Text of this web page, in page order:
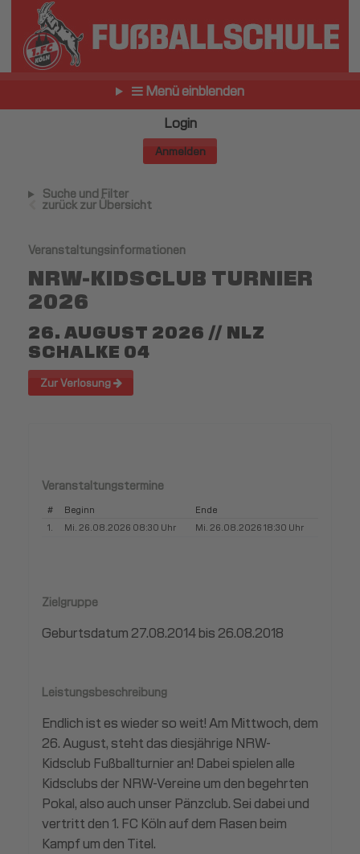
Menü einblenden
Login
Anmelden
Suche und Filter
zurück zur Übersicht
Veranstaltungsinformationen
NRW-KIDSCLUB TURNIER
2026
26. AUGUST 2026 // NLZ
SCHALKE 04
Zur Verlosung
Veranstaltungstermine
# Beginn
Ende
1.
Mi. 26.08.2026 08:30 Uhr Mi. 26.08.2026 18:30 Uhr
Zielgruppe
Geburtsdatum 27.08.2014 bis 26.08.2018
Leistungsbeschreibung
Endlich ist es wieder so weit! Am Mittwoch, dem
26. August, steht das diesjährige NRW-
Kidsclub Fußballturnier an! Dabei spielen alle
Kidsclubs der NRW-Vereine um den begehrten
Pokal, also auch unser Pänzclub. Sei dabei und
vertritt den 1. FC Köln auf dem Rasen beim
Kampf um den Titel.